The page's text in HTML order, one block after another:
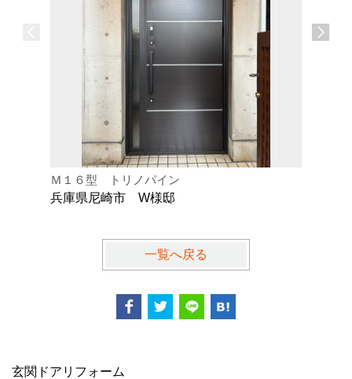
Ｍ１６型 トリノパイン
兵庫県尼崎市 W様邸
一覧へ戻る
玄関ドアリフォーム